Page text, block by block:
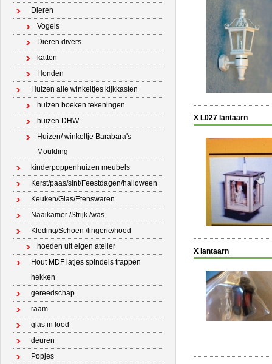
Dieren
Vogels
Dieren divers
katten
Honden
Huizen alle winkeltjes kijkkasten
huizen boeken tekeningen
huizen DHW
Huizen/ winkeltje Barabara's
Moulding
kinderpoppenhuizen meubels
Kerst/paas/sint/Feestdagen/halloween
Keuken/Glas/Etenswaren
Naaikamer /Strijk /was
Kleding/Schoen /lingerie/hoed
hoeden uit eigen atelier
Hout MDF latjes spindels trappen
hekken
gereedschap
raam
glas in lood
deuren
Popjes
X L027 lantaarn
X lantaarn